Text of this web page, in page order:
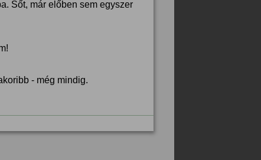
Sőt, már előben sem egyszer
- még mindig.